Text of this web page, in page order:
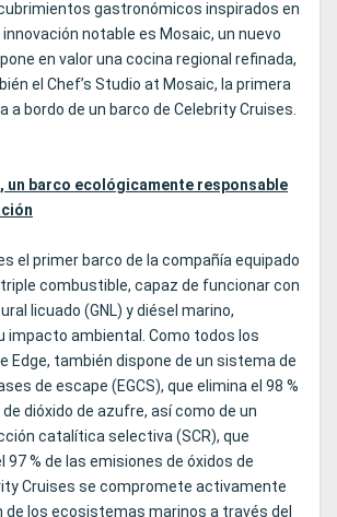
gastronómicos inspirados en
notable es Mosaic, un nuevo
en valor una cocina regional refinada,
el Chef’s Studio at Mosaic, la primera
a bordo de un barco de Celebrity Cruises.
un barco ecológicamente responsable
el primer barco de la compañía equipado
combustible, capaz de funcionar con
licuado (GNL) y diésel marino,
impacto ambiental. Como todos los
Edge, también dispone de un sistema de
de escape (EGCS), que elimina el 98 %
dióxido de azufre, así como de un
catalítica selectiva (SCR), que
97 % de las emisiones de óxidos de
Cruises se compromete activamente
de los ecosistemas marinos a través del